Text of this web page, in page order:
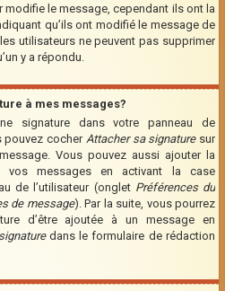
modifie le message, cependant ils ont la
qu’ils ont modifié le message de
utilisateurs ne peuvent pas supprimer
y a répondu.
à mes messages?
signature dans votre panneau de
pouvez cocher Attacher sa signaturesur
Vous pouvez aussi ajouter la
messages en activant la case
de l’utilisateur (onglet Préférences du
de message). Par la suite, vous pourrez
d’être ajoutée à un message en
dans le formulaire de rédaction